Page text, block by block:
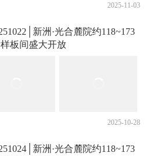
2025-11-03
新洲·光合麓院约118~173
板间盛大开放
2025-10-28
新洲·光合麓院约118~173